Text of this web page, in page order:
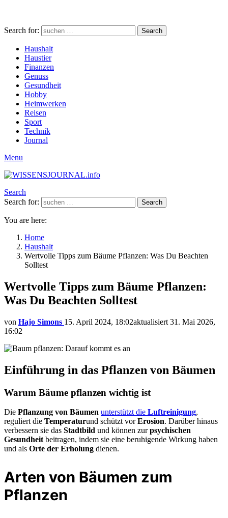
Search for: Search
Haushalt
Haustier
Finanzen
Genuss
Gesundheit
Hobby
Heimwerken
Reisen
Sport
Technik
Journal
Menu
Search
Search for:
Search
You are here:
Home
Haushalt
Wertvolle Tipps zum Bäume Pflanzen: Was Du Beachten
Solltest
Wertvolle Tipps zum Bäume Pflanzen:
Was Du Beachten Solltest
von Hajo Simons 15. April 2024, 18:02aktualisiert 31. Mai 2026,
16:02
Einführung in das Pflanzen von Bäumen
Warum Bäume pflanzen wichtig ist
Die Pflanzung von Bäumen unterstützt die Luftreinigung,
reguliert die Temperaturund schützt vorErosion. Darüber hinaus
verbessern sie das Stadtbild und können zurpsychischen
Gesundheit beitragen, indem sie eine beruhigende Wirkung haben
und als Orte der Erholung dienen.
Arten von Bäumen zum
Pflanzen